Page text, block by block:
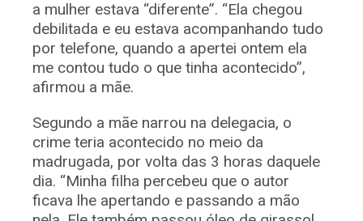
a mulher estava “diferente”. “Ela chegou
debilitada e eu estava acompanhando tudo
por telefone, quando a apertei ontem ela
me contou tudo o que tinha acontecido”,
afirmou a mãe.
Segundo a mãe narrou na delegacia, o
crime teria acontecido no meio da
madrugada, por volta das 3 horas daquele
dia. “Minha filha percebeu que o autor
ficava lhe apertando e passando a mão